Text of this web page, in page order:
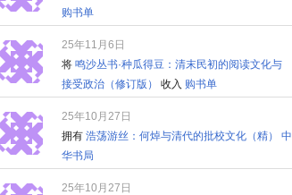
购书单
25年11月6日
将 鸣沙丛书·种瓜得豆：清末民初的阅读文化与
接受政治（修订版）
收入 购书单
25年10月27日
拥有 浩荡游丝：何焯与清代的批校文化（精） 中
华书局
25年10月27日